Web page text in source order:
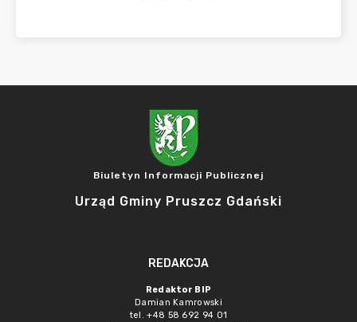
Biuletyn Informacji Publicznej
Urząd Gminy Pruszcz Gdański
REDAKCJA
Redaktor BIP
Damian Kamrowski
tel. +48 58 692 94 01